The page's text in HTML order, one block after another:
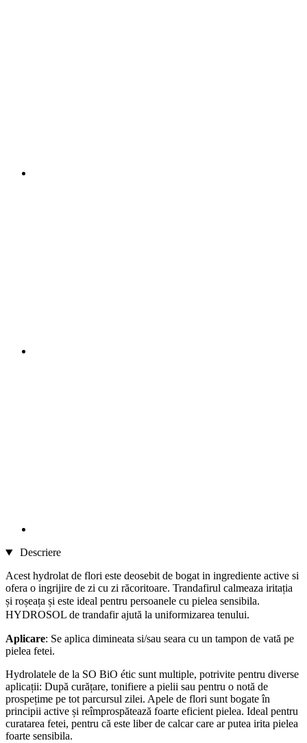
Descriere
Acest hydrolat de flori este deosebit de bogat in ingrediente active si
ofera o ingrijire de zi cu zi răcoritoare. Trandafirul calmeaza iritația
și roșeața și este ideal pentru persoanele cu pielea sensibila.
HYDROSOL de trandafir ajută la uniformizarea tenului.
Aplicare: Se aplica dimineata si/sau seara cu un tampon de vată pe
pielea fetei.
Hydrolatele de la SO BiO étic sunt multiple, potrivite pentru diverse
aplicații: După curățare, tonifiere a pielii sau pentru o notă de
prospețime pe tot parcursul zilei. Apele de flori sunt bogate în
principii active și reîmprospătează foarte eficient pielea. Ideal pentru
curatarea fetei, pentru că este liber de calcar care ar putea irita pielea
foarte sensibila.